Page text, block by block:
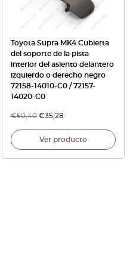
Toyota Supra MK4 Cubierta
del soporte de la pista
interior del asiento delantero
izquierdo o derecho negro
72158-14010-C0 / 72157-
14020-C0
€50,40 €35,28
Ver producto